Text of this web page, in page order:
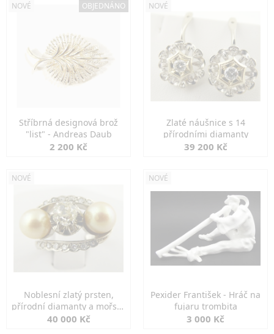
NOVÉ OBJEDNÁNO
Stříbrná designová brož
"list" - Andreas Daub
2 200 Kč
NOVÉ
Zlaté náušnice s 14
přírodními diamanty
39 200 Kč
NOVÉ
Noblesní zlatý prsten,
přírodní diamanty a mořské
perly
40 000 Kč
NOVÉ
Pexider František - Hráč na
fujaru trombita
3 000 Kč